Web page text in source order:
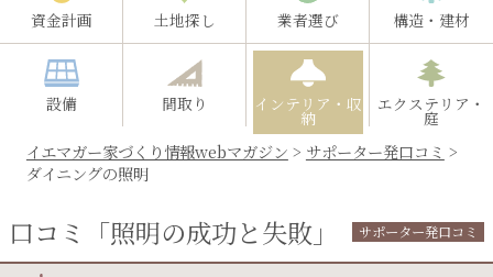
資金計画 土地探し 業者選び 構造・建材
設備 間取り インテリア・収
納
エクステリア・
庭
イエマガー家づくり情報webマガジン > サポーター発口コミ >
ダイニングの照明
口コミ「照明の成功と失敗」 サポーター発口コミ